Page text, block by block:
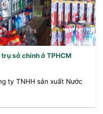
sở chính ở TPHCM
ty TNHH sản xuất Nước